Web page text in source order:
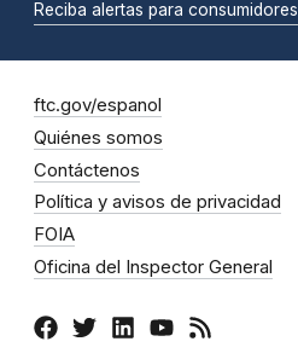
Reciba alertas para consumidores
ftc.gov/espanol
Quiénes somos
Contáctenos
Política y avisos de privacidad
FOIA
Oficina del Inspector General